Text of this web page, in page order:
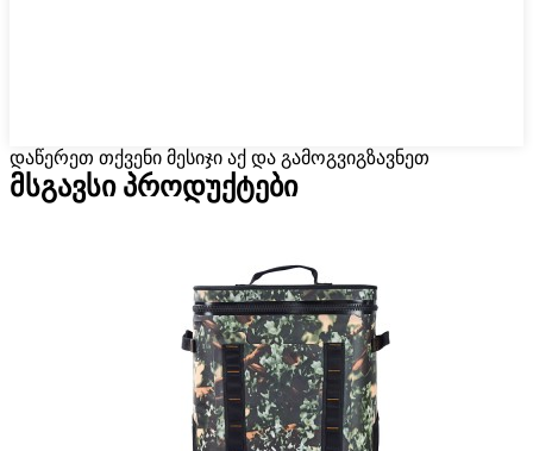
დაწერეთ თქვენი მესიჯი აქ და გამოგვიგზავნეთ
მსგავსი პროდუქტები